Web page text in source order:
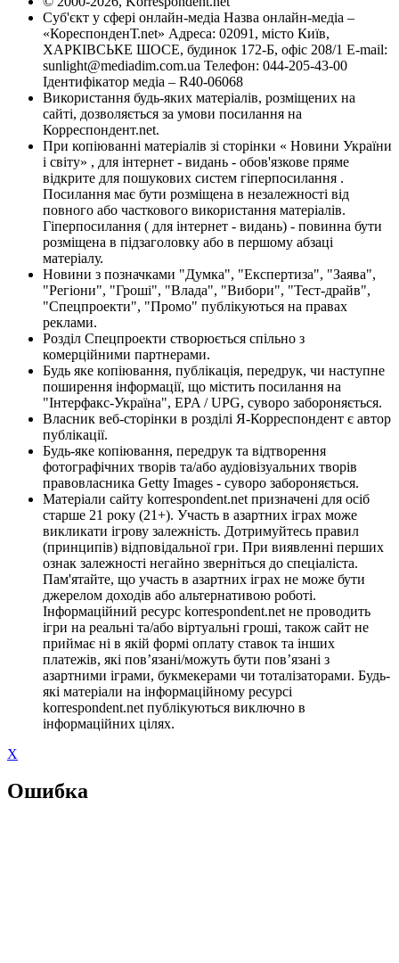
Суб'єкт у сфері онлайн-медіа Назва онлайн-медіа –
«КореспонденТ.net» Адреса: 02091, місто Київ,
ХАРКІВСЬКЕ ШОСЕ, будинок 172-Б, офіс 208/1 E-mail:
sunlight@mediadim.com.ua Телефон: 044-205-43-00
Ідентифікатор медіа – R40-06068
Використання будь-яких матеріалів, розміщених на
сайті, дозволяється за умови посилання на
Корреспондент.net.
При копіюванні матеріалів зі сторінки « Новини України
і світу» , для інтернет - видань - обов'язкове пряме
відкрите для пошукових систем гіперпосилання .
Посилання має бути розміщена в незалежності від
повного або часткового використання матеріалів.
Гіперпосилання ( для інтернет - видань) - повинна бути
розміщена в підзаголовку або в першому абзаці
матеріалу.
Новини з позначками "Думка", "Експертиза", "Заява",
"Регіони", "Гроші", "Влада", "Вибори", "Тест-драйв",
"Спецпроекти", "Промо" публікуються на правах
реклами.
Розділ Спецпроекти створюється спільно з
комерційними партнерами.
Будь яке копіювання, публікація, передрук, чи наступне
поширення інформації, що містить посилання на
"Інтерфакс-Україна", EPA / UPG, суворо забороняється.
Власник веб-сторінки в розділі Я-Корреспондент є автор
публікації.
Будь-яке копіювання, передрук та відтворення
фотографічних творів та/або аудіовізуальних творів
правовласника Getty Images - суворо забороняється.
Матеріали сайту korrespondent.net призначені для осіб
старше 21 року (21+). Участь в азартних іграх може
викликати ігрову залежність. Дотримуйтесь правил
(принципів) відповідальної гри. При виявленні перших
ознак залежності негайно зверніться до спеціаліста.
Пам'ятайте, що участь в азартних іграх не може бути
джерелом доходів або альтернативою роботі.
Інформаційний ресурс korrespondent.net не проводить
ігри на реальні та/або віртуальні гроші, також сайт не
приймає ні в якій формі оплату ставок та інших
платежів, які пов’язані/можуть бути пов’язані з
азартними іграми, букмекерами чи тоталізаторами. Будь-
які матеріали на інформаційному ресурсі
korrespondent.net публікуються виключно в
інформаційних цілях.
X
Ошибка